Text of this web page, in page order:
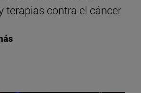
terapias contra el cáncer